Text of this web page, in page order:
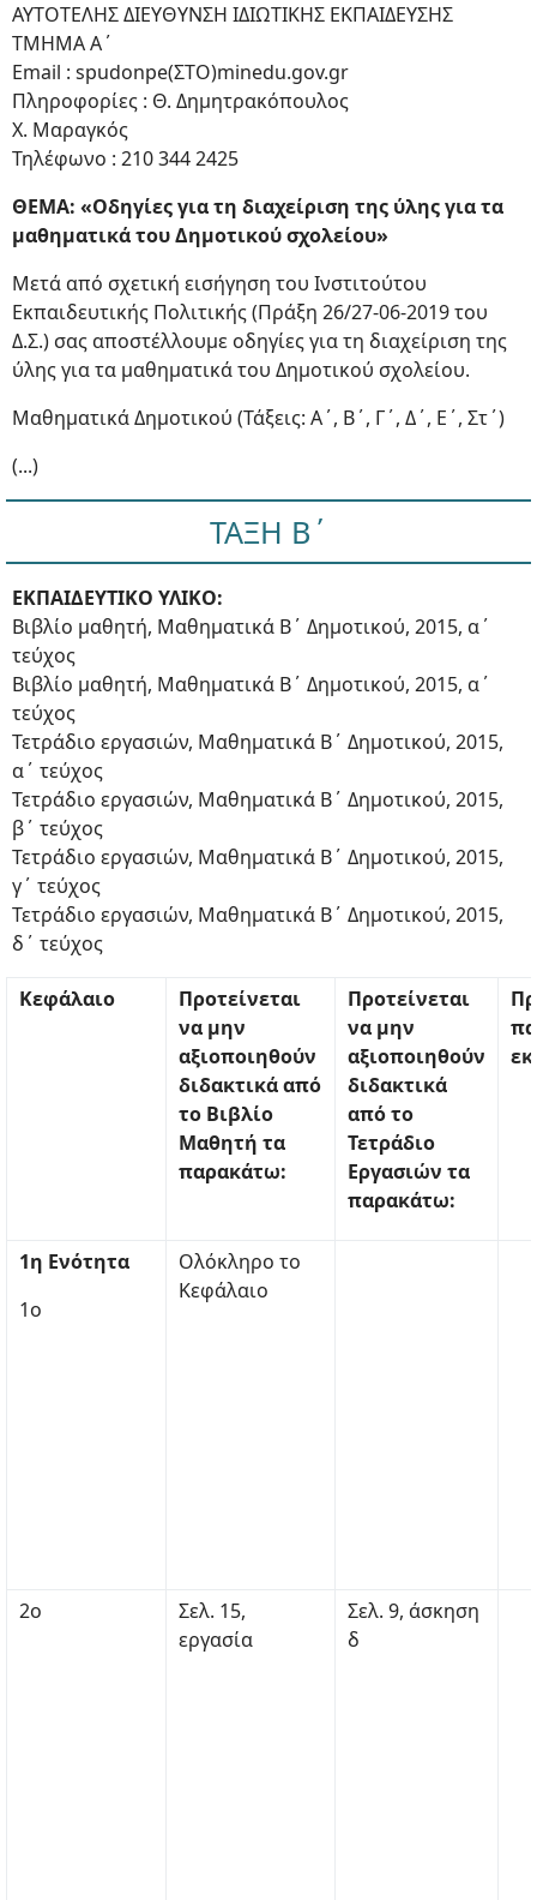
ΑΥΤΟΤΕΛΗΣ ΔΙΕΥΘΥΝΣΗ ΙΔΙΩΤΙΚΗΣ ΕΚΠΑΙΔΕΥΣΗΣ
ΤΜΗΜΑ Α΄
Email : spudonpe(ΣΤΟ)minedu.gov.gr
Πληροφορίες : Θ. Δημητρακόπουλος
Χ. Μαραγκός
Τηλέφωνο : 210 344 2425
ΘΕΜΑ: «Οδηγίες για τη διαχείριση της ύλης για τα
μαθηματικά του Δημοτικού σχολείου»
Μετά από σχετική εισήγηση του Ινστιτούτου
Εκπαιδευτικής Πολιτικής (Πράξη 26/27-06-2019 του
Δ.Σ.) σας αποστέλλουμε οδηγίες για τη διαχείριση της
ύλης για τα μαθηματικά του Δημοτικού σχολείου.
Μαθηματικά Δημοτικού (Τάξεις: Α΄, Β΄, Γ΄, Δ΄, Ε΄, Στ΄)
(...)
ΤΑΞΗ Β΄
ΕΚΠΑΙΔΕΥΤΙΚΟ ΥΛΙΚΟ:
Βιβλίο μαθητή, Μαθηματικά Β΄ Δημοτικού, 2015, α΄
τεύχος
Βιβλίο μαθητή, Μαθηματικά Β΄ Δημοτικού, 2015, α΄
τεύχος
Τετράδιο εργασιών, Μαθηματικά Β΄ Δημοτικού, 2015,
α΄ τεύχος
Τετράδιο εργασιών, Μαθηματικά Β΄ Δημοτικού, 2015,
β΄ τεύχος
Τετράδιο εργασιών, Μαθηματικά Β΄ Δημοτικού, 2015,
γ΄ τεύχος
Τετράδιο εργασιών, Μαθηματικά Β΄ Δημοτικού, 2015,
δ΄ τεύχος
Κεφάλαιο
Προτείνεται
να μην
αξιοποιηθούν
διδακτικά από
το Βιβλίο
Μαθητή τα
παρακάτω:
Προτείνεται
να μην
αξιοποιηθούν
διδακτικά
από το
Τετράδιο
Εργασιών τα
παρακάτω:
1η Ενότητα
1ο
Ολόκληρο το
Κεφάλαιο
2ο
Σελ. 15,
εργασία
Σελ. 9, άσκηση
δ